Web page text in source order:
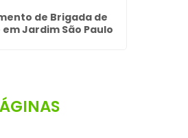
de Brigada de
Jardim São Paulo